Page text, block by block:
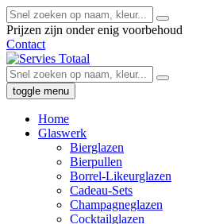
Prijzen zijn onder enig voorbehoud
Contact
toggle menu
Home
Glaswerk
Bierglazen
Bierpullen
Borrel-Likeurglazen
Cadeau-Sets
Champagneglazen
Cocktailglazen